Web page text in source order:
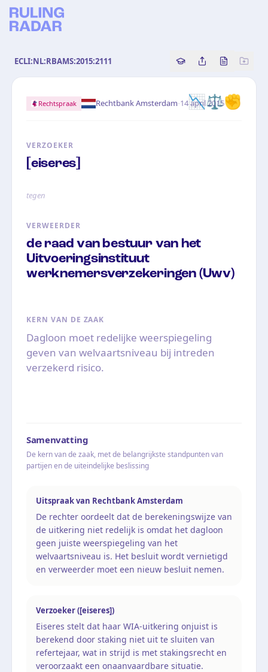
ECLI:NL:RBAMS:2015:2111 Copy source
Share this
Bekijk
📉⚖️✊
Rechtspraak Rechtbank Amsterdam·14 april 2015
VERZOEKER
[eiseres]
tegen
VERWEERDER
de raad van bestuur van het
Uitvoeringsinstituut
werknemersverzekeringen (Uwv)
KERN VAN DE ZAAK
Dagloon moet redelijke weerspiegeling
geven van welvaartsniveau bij intreden
verzekerd risico.
Samenvatting
De kern van de zaak, met de belangrijkste standpunten van
partijen en de uiteindelijke beslissing
Uitspraak van Rechtbank Amsterdam
De rechter oordeelt dat de berekeningswijze van
de uitkering niet redelijk is omdat het dagloon
geen juiste weerspiegeling van het
welvaartsniveau is. Het besluit wordt vernietigd
en verweerder moet een nieuw besluit nemen.
Verzoeker ([eiseres])
Eiseres stelt dat haar WIA-uitkering onjuist is
berekend door staking niet uit te sluiten van
refertejaar, wat in strijd is met stakingsrecht en
veroorzaakt een onaanvaardbare situatie.